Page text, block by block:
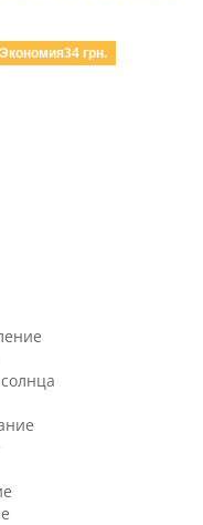
Экономия34 грн.